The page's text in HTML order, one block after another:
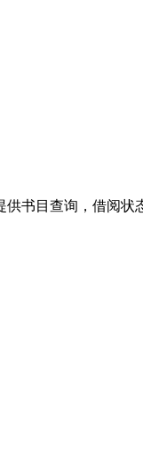
书目查询，借阅状